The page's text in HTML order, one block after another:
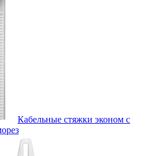
Кабельные стяжки эконом с